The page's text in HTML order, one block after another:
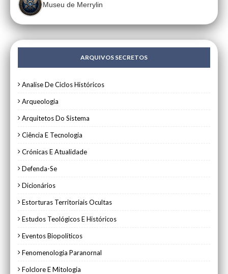
Museu de Merrylin
ARQUIVOS SECRETOS
Analise De Ciclos Históricos
Arqueologia
Arquitetos Do Sistema
Ciência E Tecnologia
Crónicas E Atualidade
Defenda-Se
Dicionários
Estorturas Territoriais Ocultas
Estudos Teológicos E Históricos
Eventos Biopolíticos
Fenomenologia Paranornal
Folclore E Mitologia